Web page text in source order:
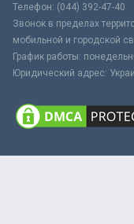
Телефон: (044) 392-47-40
Звонок в пределах
мобильной и городской
График работы:
Юридический адрес: